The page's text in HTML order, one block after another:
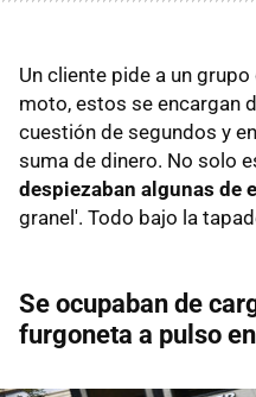
Un cliente pide a un
moto, estos se encargan
cuestión de segundos y
suma de dinero. No solo
despiezaban algunas de
granel'. Todo bajo la
Se ocupaban de
furgoneta a pulso